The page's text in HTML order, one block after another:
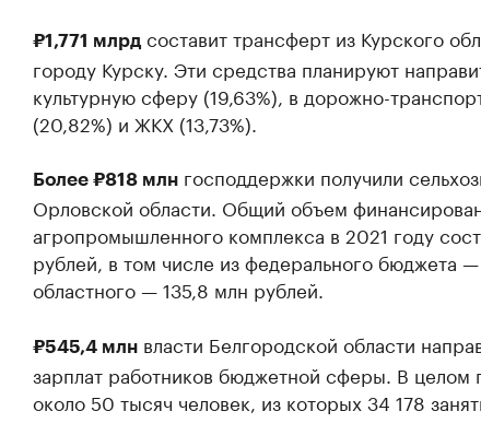
₽1,771 млрд составит трансферт из Курского
городу Курску. Эти средства планируют
культурную сферу (19,63%), в дорожно-
(20,82%) и ЖКХ (13,73%).
Более ₽818 млнгосподдержки получили
Орловской области. Общий объем
агропромышленного комплекса в 2021 году
рублей, в том числе из федерального бюджета
областного — 135,8 млн рублей.
₽545,4 млнвласти Белгородской области
зарплат работников бюджетной сферы. В целом
около 50 тысяч человек, из которых 34 178